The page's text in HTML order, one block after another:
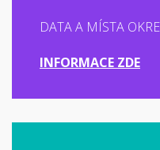
DATA A MÍSTA
INFORMACE ZDE